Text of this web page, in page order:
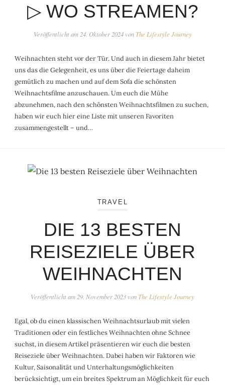
▷ WO STREAMEN?
Veröffentlicht am 24. Oktober 2024 von The Lifestyle Journey
Weihnachten steht vor der Tür. Und auch in diesem Jahr bietet
uns das die Gelegenheit, es uns über die Feiertage daheim
gemütlich zu machen und auf dem Sofa die schönsten
Weihnachtsfilme anzuschauen. Um euch die Mühe
abzunehmen, nach den schönsten Weihnachtsfilmen zu suchen,
haben wir euch hier eine Liste mit unseren Favoriten
zusammengestellt – und…
TRAVEL
DIE 13 BESTEN
REISEZIELE ÜBER
WEIHNACHTEN
Veröffentlicht am 29. November 2023 von The Lifestyle Journey
Egal, ob du einen klassischen Weihnachtsurlaub mit vielen
Traditionen oder ein festliches Weihnachten ohne Schnee
suchst, in diesem Artikel präsentieren wir euch die besten
Reiseziele über Weihnachten. Dabei haben wir Faktoren wie
Kultur, Saisonalität und Unterhaltungsmöglichkeiten
berücksichtigt, um ein breites Spektrum an Möglichkeit für euch